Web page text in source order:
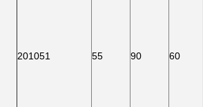
201051 55 90 60